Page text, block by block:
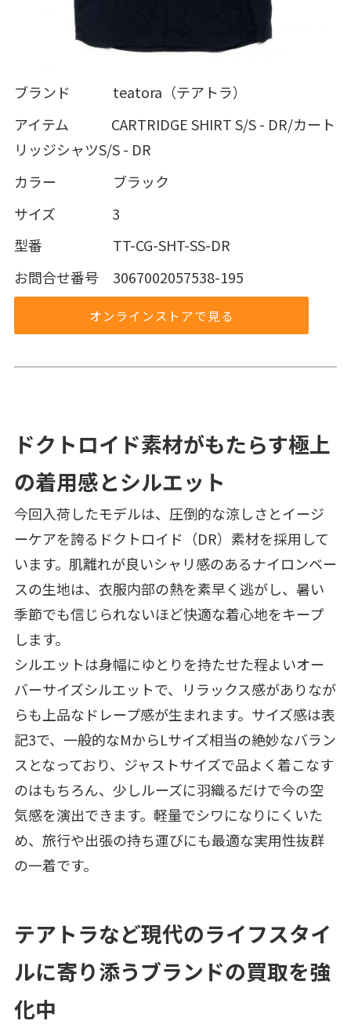
ブランド teatora（テアトラ）
アイテム CARTRIDGE SHIRT S/S - DR/カート
リッジシャツS/S - DR
カラー ブラック
サイズ 3
型番 TT-CG-SHT-SS-DR
お問合せ番号 3067002057538-195
オンラインストアで見る
ドクトロイド素材がもたらす極上
の着用感とシルエット
今回入荷したモデルは、圧倒的な涼しさとイージ
ーケアを誇るドクトロイド（DR）素材を採用して
います。肌離れが良いシャリ感のあるナイロンベー
スの生地は、衣服内部の熱を素早く逃がし、暑い
季節でも信じられないほど快適な着心地をキープ
します。
シルエットは身幅にゆとりを持たせた程よいオー
バーサイズシルエットで、リラックス感がありなが
らも上品なドレープ感が生まれます。サイズ感は表
記3で、一般的なMからLサイズ相当の絶妙なバラン
スとなっており、ジャストサイズで品よく着こなす
のはもちろん、少しルーズに羽織るだけで今の空
気感を演出できます。軽量でシワになりにくいた
め、旅行や出張の持ち運びにも最適な実用性抜群
の一着です。
テアトラなど現代のライフスタイ
ルに寄り添うブランドの買取を強
化中